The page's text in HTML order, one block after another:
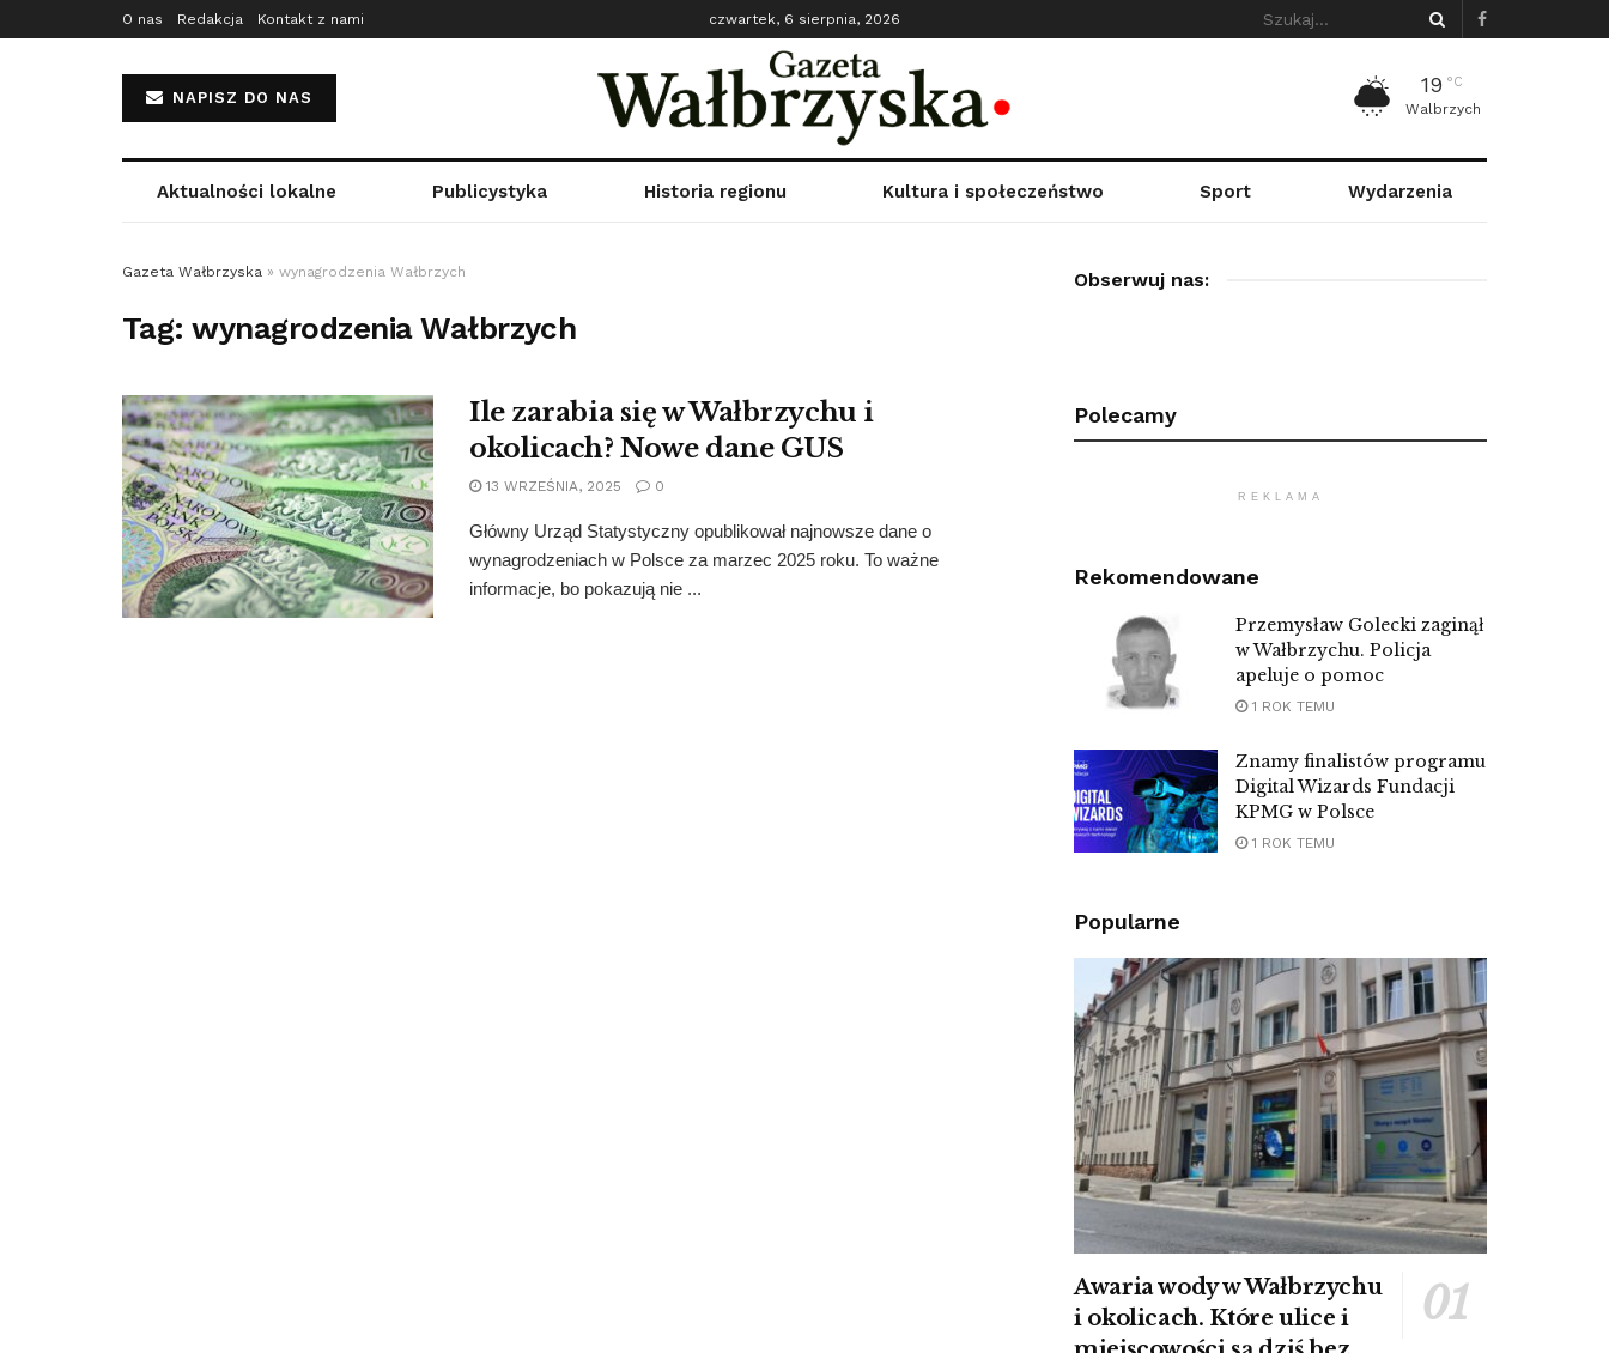
O nas Redakcja Kontakt z nami czwartek, 6 sierpnia, 2026
NAPISZ DO NAS
19 °C
Walbrzych
Aktualności lokalne Publicystyka Historia regionu Kultura i społeczeństwo Sport Wydarzenia
Gazeta Wałbrzyska » wynagrodzenia Wałbrzych
Tag:wynagrodzenia Wałbrzych
Ile zarabia się w Wałbrzychu i
okolicach? Nowe dane GUS
13 WRZEŚNIA, 2025 0
Główny Urząd Statystyczny opublikował najnowsze dane o
wynagrodzeniach w Polsce za marzec 2025 roku. To ważne
informacje, bo pokazują nie ...
Obserwuj nas:
Polecamy
REKLAMA
Rekomendowane
Przemysław Golecki zaginął
w Wałbrzychu. Policja
apeluje o pomoc
1 ROK TEMU
Znamy finalistów programu
Digital Wizards Fundacji
KPMG w Polsce
1 ROK TEMU
Popularne
Awaria wody w Wałbrzychu
i okolicach. Które ulice i